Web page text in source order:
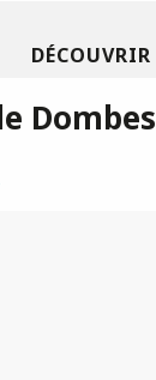
DÉCOUVRIR
Dombes